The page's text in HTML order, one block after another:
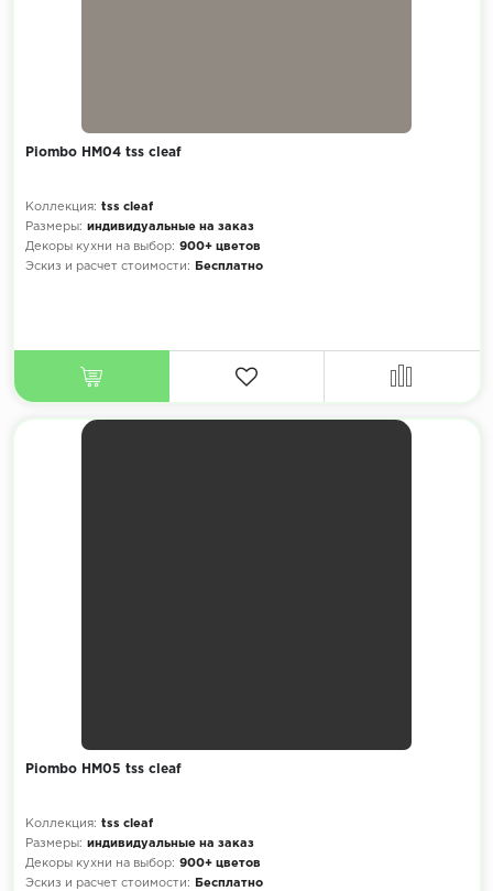
Piombo HM04 tss cleaf
Коллекция: tss cleaf
Размеры: индивидуальные на заказ
Декоры кухни на выбор: 900+ цветов
Эскиз и расчет стоимости:
Бесплатно
Piombo HM05 tss cleaf
Коллекция: tss cleaf
Размеры: индивидуальные на заказ
Декоры кухни на выбор: 900+ цветов
Эскиз и расчет стоимости:
Бесплатно